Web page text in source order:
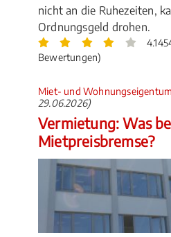
nicht an die Ruhezeiten,
Ordnungsgeld drohen.
Bewertungen)
Miet- und
29.06.2026)
Vermietung: Was
Mietpreisbremse?